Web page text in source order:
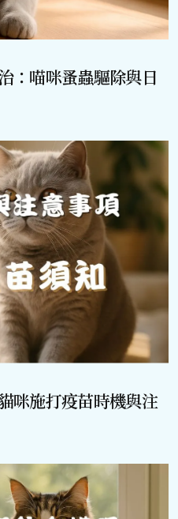
：喵咪蚤蟲驅除與日
咪施打疫苗時機與注